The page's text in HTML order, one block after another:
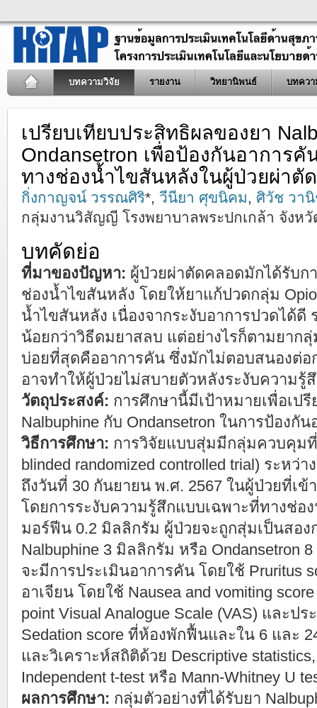
บทความวิจัย รายงาน วิทยานิพนธ์ บทควา
เปรียบเทียบประสิทธิผลของยา
Ondansetron เพื่อป้องกันอาการ
ทางช่องน้ำไขสันหลังในผู้ป่วยผ่าตั
กิ่งกาญจน์ วรรณศิริ*, วีนียา ศุขนิคม, ศิวัช วา
กลุ่มงานวิสัญญี โรงพยาบาลพระปกเกล้า จังห
บทคัดย่อ
ที่มาของปัญหา: ผู้ป่วยผ่าตัดคลอดมักได้รับก
ช่องน้ำไขสันหลัง โดยให้ยาแก้ปวดกลุ่ม
น้ำไขสันหลัง เนื่องจากระงับอาการปวดได้ดี
น้อยกว่าวิธีดมยาสลบ แต่อย่างไรก็ตามยาก
บ่อยที่สุดคืออาการคัน ซึ่งมักไม่ตอบสนองต่
อาจทำให้ผู้ป่วยไม่สบายตัวหลังระงับความรู้
วัตถุประสงค์: การศึกษานี้มีเป้าหมายเพื่อเป
Nalbuphine กับ Ondansetron ในการป้อง
วิธีการศึกษา: การวิจัยแบบสุ่มมีกลุ่มควบคุม
blinded randomized controlled trial) ระหว่
ถึงวันที่ 30 กันยายน พ.ศ. 2567 ในผู้ป่วยที่เข้
โดยการระงับความรู้สึกแบบเฉพาะที่ทางช่อ
มอร์ฟีน 0.2 มิลลิกรัม ผู้ป่วยจะถูกสุ่มเป็นสอง
Nalbuphine 3 มิลลิกรัม หรือ Ondansetron
จะมีการประเมินอาการคัน โดยใช้ Pruritus
อาเจียน โดยใช้ Nausea and vomiting
point Visual Analogue Scale (VAS) และป
Sedation score ที่ห้องพักฟื้นและใน 6 และ
และวิเคราะห์สถิติด้วย Descriptive statistics,
Independent t-test หรือ Mann-Whitney U
ผลการศึกษา: กลุ่มตัวอย่างที่ได้รับยา